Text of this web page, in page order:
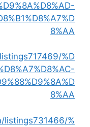
8%AA
%D
8%AA
listings731466/%